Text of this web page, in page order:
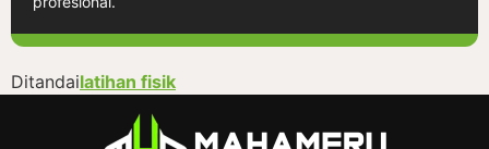
Ditandailatihan fisik